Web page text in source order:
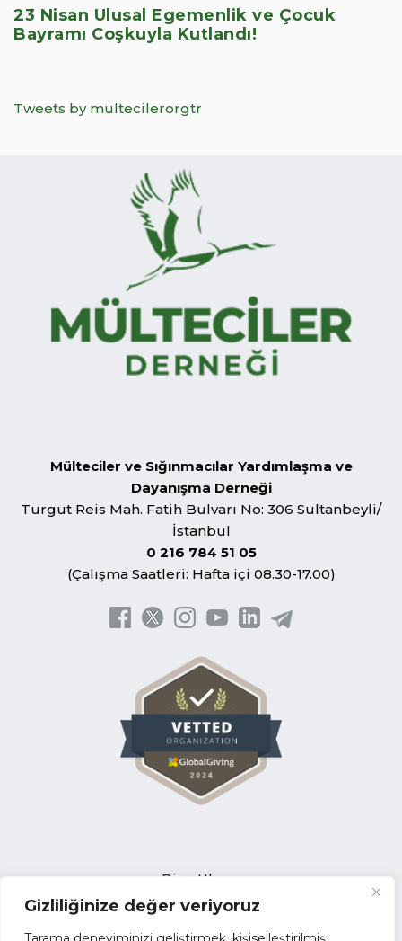
Gizliliğinize değer veriyoruz
23 Nisan Ulusal Egemenlik ve Çocuk
Bayramı Coşkuyla Kutlandı!
Tweets by multecilerorgtr
Mülteciler ve Sığınmacılar Yardımlaşma ve
Dayanışma Derneği
Turgut Reis Mah. Fatih Bulvarı No: 306 Sultanbeyli/
İstanbul
0 216 784 51 05
(Çalışma Saatleri: Hafta içi 08.30-17.00)
Bize Ulaşın
Açık Pozisyonlar
İhale Duyuruları